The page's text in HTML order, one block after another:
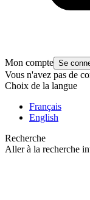
Mon compte Se
Vous n'avez pas de
Choix de la langue
Français
English
Recherche
Aller à la recherche